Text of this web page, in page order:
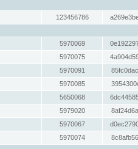
123456786
5970069
5970075
5970091
5970085
5650068
5979020
5970067
5970074